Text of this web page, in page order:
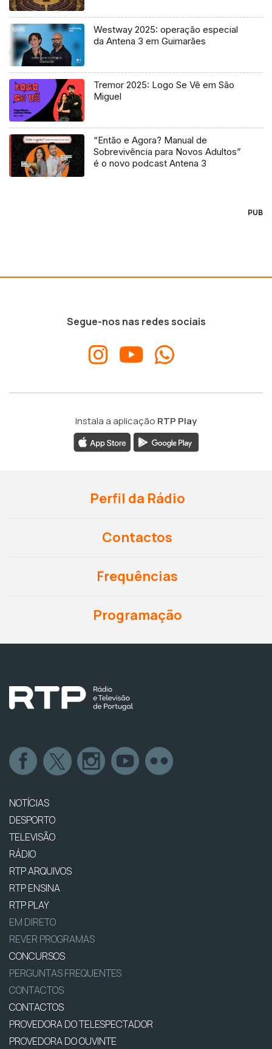
Westway 2025: operação especial
da Antena 3 em Guimarães
Tremor 2025: Logo Se Vê em São
Miguel
“Então e Agora? Manual de
Sobrevivência para Novos Adultos”
é o novo podcast Antena 3
PUB
Segue-nos nas redes sociais
Instala a aplicação RTP Play
Perfil da Rádio
Contactos
Frequências
Programação
NOTÍCIAS
DESPORTO
TELEVISÃO
RÁDIO
RTP ARQUIVOS
RTP ENSINA
RTP PLAY
EM DIRETO
REVER PROGRAMAS
CONCURSOS
PERGUNTAS FREQUENTES
CONTACTOS
CONTACTOS
PROVEDORA DO TELESPECTADOR
PROVEDORA DO OUVINTE